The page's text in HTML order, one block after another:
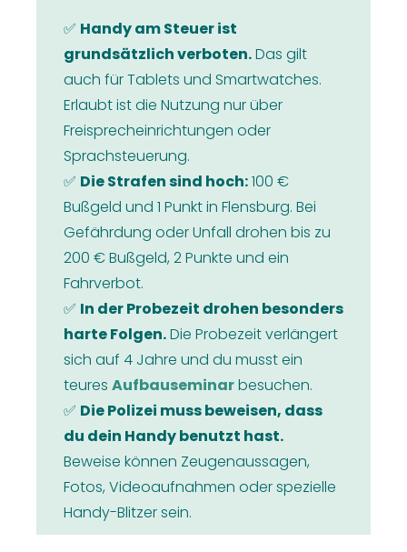
✅ Handy am Steuer ist
grundsätzlich verboten.Das gilt
auch für Tablets und Smartwatches.
Erlaubt ist die Nutzung nur über
Freisprecheinrichtungen oder
Sprachsteuerung.
✅ Die Strafen sind hoch:100 €
Bußgeld und 1 Punkt in Flensburg. Bei
Gefährdung oder Unfall drohen bis zu
200 € Bußgeld, 2 Punkte und ein
Fahrverbot.
✅ In der Probezeit drohen besonders
harte Folgen.Die Probezeit verlängert
sich auf 4 Jahre und du musst ein
teures Aufbauseminarbesuchen.
✅ Die Polizei muss beweisen, dass
du dein Handy benutzt hast.
Beweise können Zeugenaussagen,
Fotos, Videoaufnahmen oder spezielle
Handy-Blitzer sein.